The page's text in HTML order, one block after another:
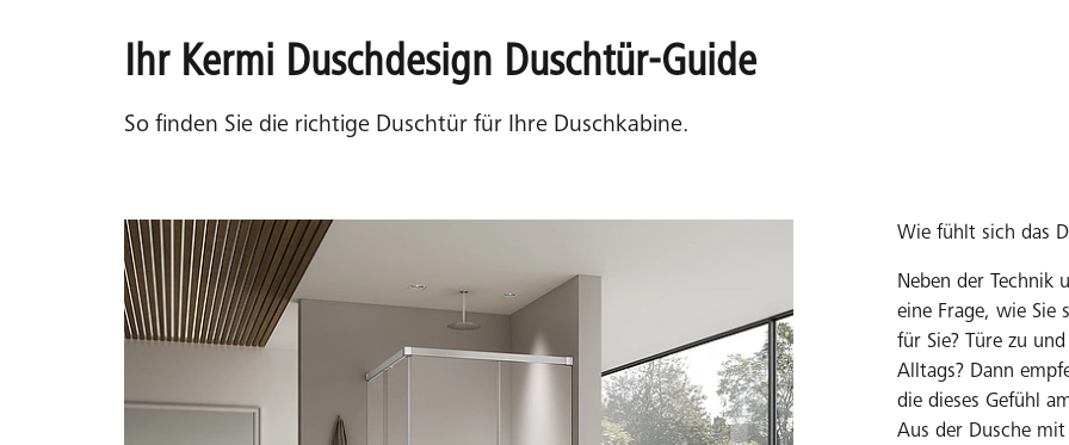
Ihr Kermi Duschdesign Duschtür-Guide
So finden Sie die richtige Duschtür für Ihre Duschkabine.
Wie fühlt sich das
Neben der Technik
eine Frage, wie Sie
für Sie? Türe zu
Alltags? Dann
die dieses Gefühl
Aus der Dusche